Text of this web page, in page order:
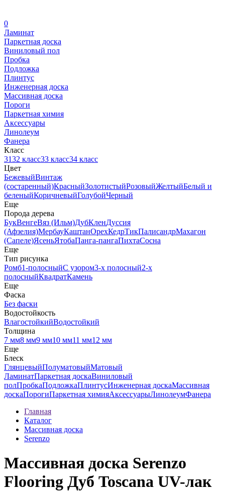
0
Ламинат
Паркетная доска
Виниловый пол
Пробка
Подложка
Плинтус
Инженерная доска
Массивная доска
Пороги
Паркетная химия
Аксессуары
Линолеум
Фанера
Класс
3132 класс33 класс34 класс
Цвет
БежевыйВинтаж
(состаренный)КрасныйЗолотистыйРозовыйЖелтыйБелый и
беленыйКоричневыйГолубойЧерный
Еще
Порода дерева
БукВенгеВяз (Ильм)ДубКленДуссия
(Афзелия)МербауКаштанОрехКедрТикПалисандрМахагон
(Сапеле)ЯсеньЯтобаПанга-пангаПихтаСосна
Еще
Тип рисунка
Ромб1-полосныйС узором3-х полосный2-х
полосныйКвадратКамень
Еще
Фаска
Без фаски
Водостойкость
ВлагостойкийВодостойкий
Толщина
7 мм8 мм9 мм10 мм11 мм12 мм
Еще
Блеск
ГлянцевыйПолуматовыйМатовый
ЛаминатПаркетная доскаВиниловый
полПробкаПодложкаПлинтусИнженерная доскаМассивная
доскаПорогиПаркетная химияАксессуарыЛинолеумФанера
Главная
Каталог
Массивная доска
Serenzo
Массивная доска Serenzo
Flooring Дуб Toscana UV-лак